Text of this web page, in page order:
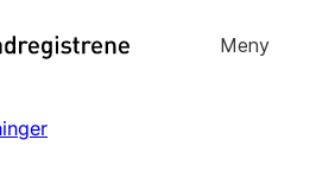
til
Meny